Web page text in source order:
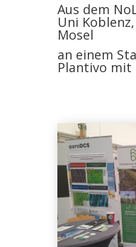
Aus dem
Uni
Mosel
an einem
Plantivo mit